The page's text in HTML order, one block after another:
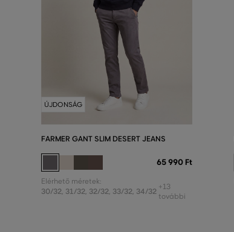
ÚJDONSÁG
FARMER GANT SLIM DESERT JEANS
65 990 Ft
Elérhető méretek:
30/32, 31/32, 32/32, 33/32, 34/32 +13
további